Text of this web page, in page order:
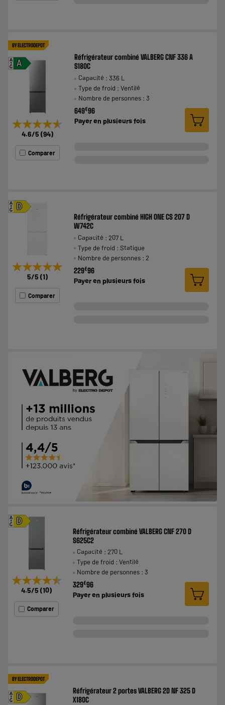
BY ELECTRODEPOT
A
A
G
★★★★★
★★★★★
4.6/5 (94)
Comparer
Réfrigérateur combiné VALBERG CNF 336 A
S180C
Capacité : 336 L
Type de froid : Ventilé
Nombre de personnes : 3
649€96
Payer en plusieurs fois
D
A
G
★★★★★
★★★★★
5/5 (1)
Comparer
Réfrigérateur combiné HIGH ONE CS 207 D
W742C
Capacité : 207 L
Type de froid : Statique
Nombre de personnes : 2
229€96
Payer enplusieurs fois
D
A
G
★★★★★
★★★★★
4.5/5 (10)
Comparer
Réfrigérateur combiné VALBERG CNF 270 D
S625C2
Capacité : 270 L
Type de froid : Ventilé
Nombre de personnes : 3
329€96
Payer en plusieurs fois
BY ELECTRODEPOT
D
A
G
Réfrigérateur 2 portes VALBERG 2D NF 325 D
X180C